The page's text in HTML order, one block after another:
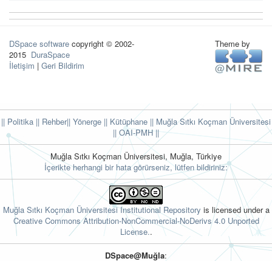
DSpace software copyright © 2002-
2015 DuraSpace
İletişim | Geri Bildirim
Theme by
|| Politika || Rehber|| Yönerge || Kütüphane || Muğla Sıtkı Koçman Üniversitesi
|| OAI-PMH ||
Muğla Sıtkı Koçman Üniversitesi, Muğla, Türkiye
İçerikte herhangi bir hata görürseniz, lütfen bildiriniz:
Muğla Sıtkı Koçman Üniversitesi Institutional Repository is licensed under a
Creative Commons Attribution-NonCommercial-NoDerivs 4.0 Unported
License..
DSpace@Muğla: